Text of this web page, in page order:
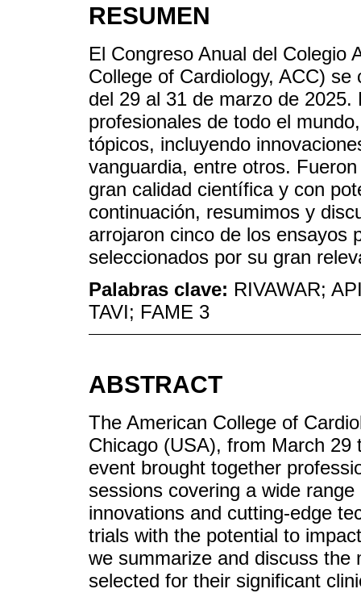
RESUMEN
El Congreso Anual del Colegio
College of Cardiology, ACC)
del 29 al 31 de marzo de
profesionales de todo el
tópicos, incluyendo
vanguardia, entre otros.
gran calidad científica y con
continuación, resumimos y
arrojaron cinco de los ensayos
seleccionados por su gran
Palabras clave: RIVAWAR;
TAVI; FAME 3
ABSTRACT
The American College of
Chicago (USA), from March
event brought together
sessions covering a wide
innovations and cutting-edge
trials with the potential to
we summarize and discuss
selected for their significant